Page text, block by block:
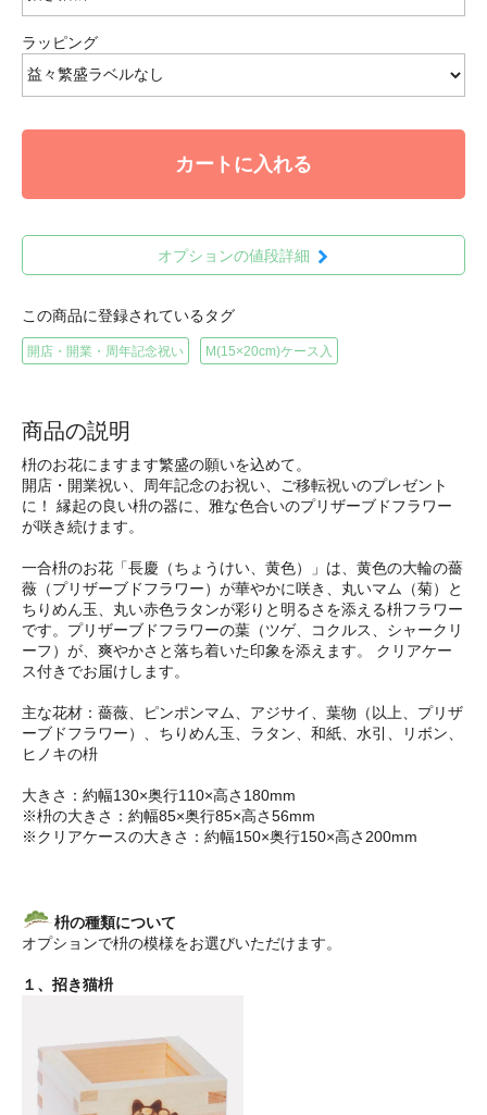
ラッピング
カートに入れる
オプションの値段詳細
この商品に登録されているタグ
開店・開業・周年記念祝い M(15×20cm)ケース入
商品の説明
枡のお花にますます繁盛の願いを込めて。
開店・開業祝い、周年記念のお祝い、ご移転祝いのプレゼント
に！ 縁起の良い枡の器に、雅な色合いのプリザーブドフラワー
が咲き続けます。
一合枡のお花「長慶（ちょうけい、黄色）」は、黄色の大輪の薔
薇（プリザーブドフラワー）が華やかに咲き、丸いマム（菊）と
ちりめん玉、丸い赤色ラタンが彩りと明るさを添える枡フラワー
です。プリザーブドフラワーの葉（ツゲ、コクルス、シャークリ
ーフ）が、爽やかさと落ち着いた印象を添えます。 クリアケー
ス付きでお届けします。
主な花材：薔薇、ピンポンマム、アジサイ、葉物（以上、プリザ
ーブドフラワー）、ちりめん玉、ラタン、和紙、水引、リボン、
ヒノキの枡
大きさ：約幅130×奥行110×高さ180mm
※枡の大きさ：約幅85×奥行85×高さ56mm
※クリアケースの大きさ：約幅150×奥行150×高さ200mm
枡の種類について
オプションで枡の模様をお選びいただけます。
１、招き猫枡